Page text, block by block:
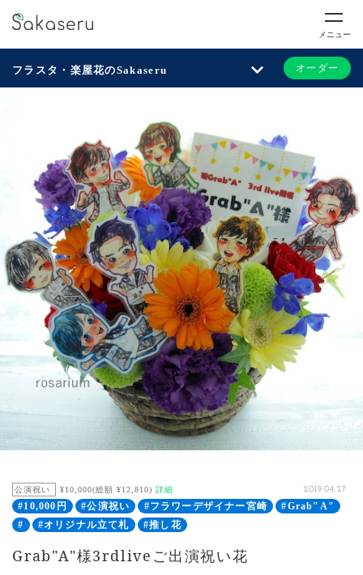
メニュー
フラスタ・楽屋花のSakaseru オーダー
公演祝い ¥10,000(総額 ¥12,810) 詳細 2019.04.27
#10,000円 #公演祝い #フラワーデザイナー宮崎
#Grab"A"
#
#オリジナル立て札 #推し花
Grab"A"様3rdliveご出演祝い花